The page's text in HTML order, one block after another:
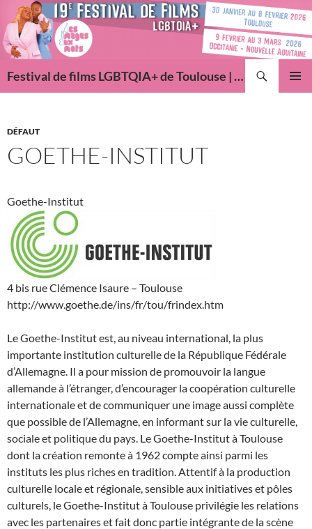
Aller
au
contenu
Festival de films LGBTQIA+ de Toulouse | Des Images Aux Mots
DÉFAUT
GOETHE-INSTITUT
Goethe-Institut
4 bis rue Clémence Isaure – Toulouse
http://www.goethe.de/ins/fr/tou/frindex.htm
Le Goethe-Institut est, au niveau international, la plus
importante institution culturelle de la République Fédérale
d’Allemagne. Il a pour mission de promouvoir la langue
allemande à l’étranger, d’encourager la coopération culturelle
internationale et de communiquer une image aussi complète
que possible de l’Allemagne, en informant sur la vie culturelle,
sociale et politique du pays. Le Goethe-Institut à Toulouse
dont la création remonte à 1962 compte ainsi parmi les
instituts les plus riches en tradition. Attentif à la production
culturelle locale et régionale, sensible aux initiatives et pôles
culturels, le Goethe-Institut à Toulouse privilégie les relations
avec les partenaires et fait donc partie intégrante de la scène